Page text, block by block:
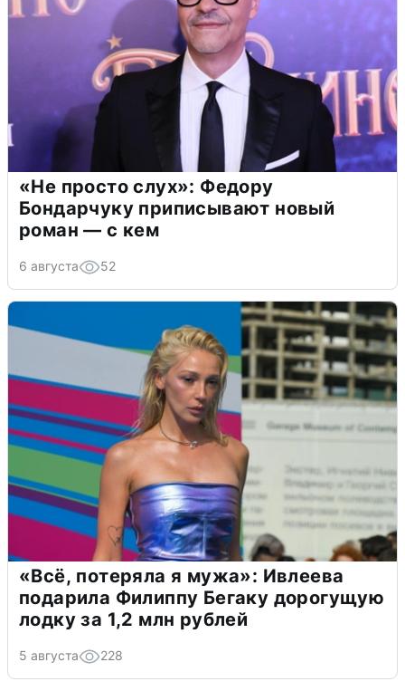
«Не просто слух»: Федору
Бондарчуку приписывают новый
роман — с кем
6 августа 52
«Всё, потеряла я мужа»: Ивлеева
подарила Филиппу Бегаку дорогущую
лодку за 1,2 млн рублей
5 августа 228